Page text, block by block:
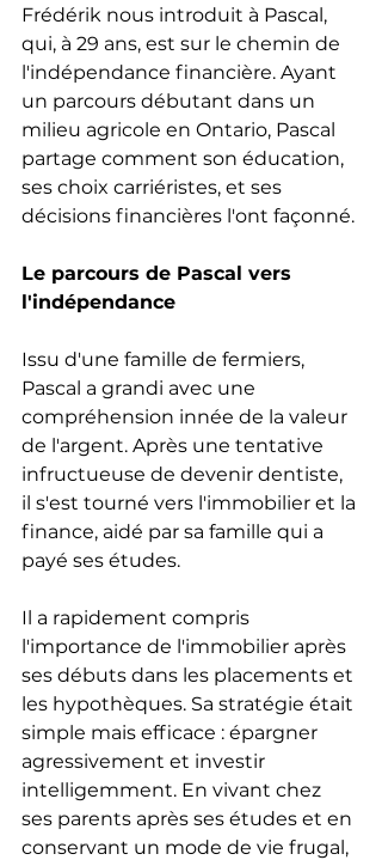
Frédérik nous introduit à Pascal,
qui, à 29 ans, est sur le chemin de
l'indépendance financière. Ayant
un parcours débutant dans un
milieu agricole en Ontario, Pascal
partage comment son éducation,
ses choix carriéristes, et ses
décisions financières l'ont façonné.
Le parcours de Pascal vers
l'indépendance
Issu d'une famille de fermiers,
Pascal a grandi avec une
compréhension innée de la valeur
de l'argent. Après une tentative
infructueuse de devenir dentiste,
il s'est tourné vers l'immobilier et la
finance, aidé par sa famille qui a
payé ses études.
Il a rapidement compris
l'importance de l'immobilier après
ses débuts dans les placements et
les hypothèques. Sa stratégie était
simple mais efficace : épargner
agressivement et investir
intelligemment. En vivant chez
ses parents après ses études et en
conservant un mode de vie frugal,